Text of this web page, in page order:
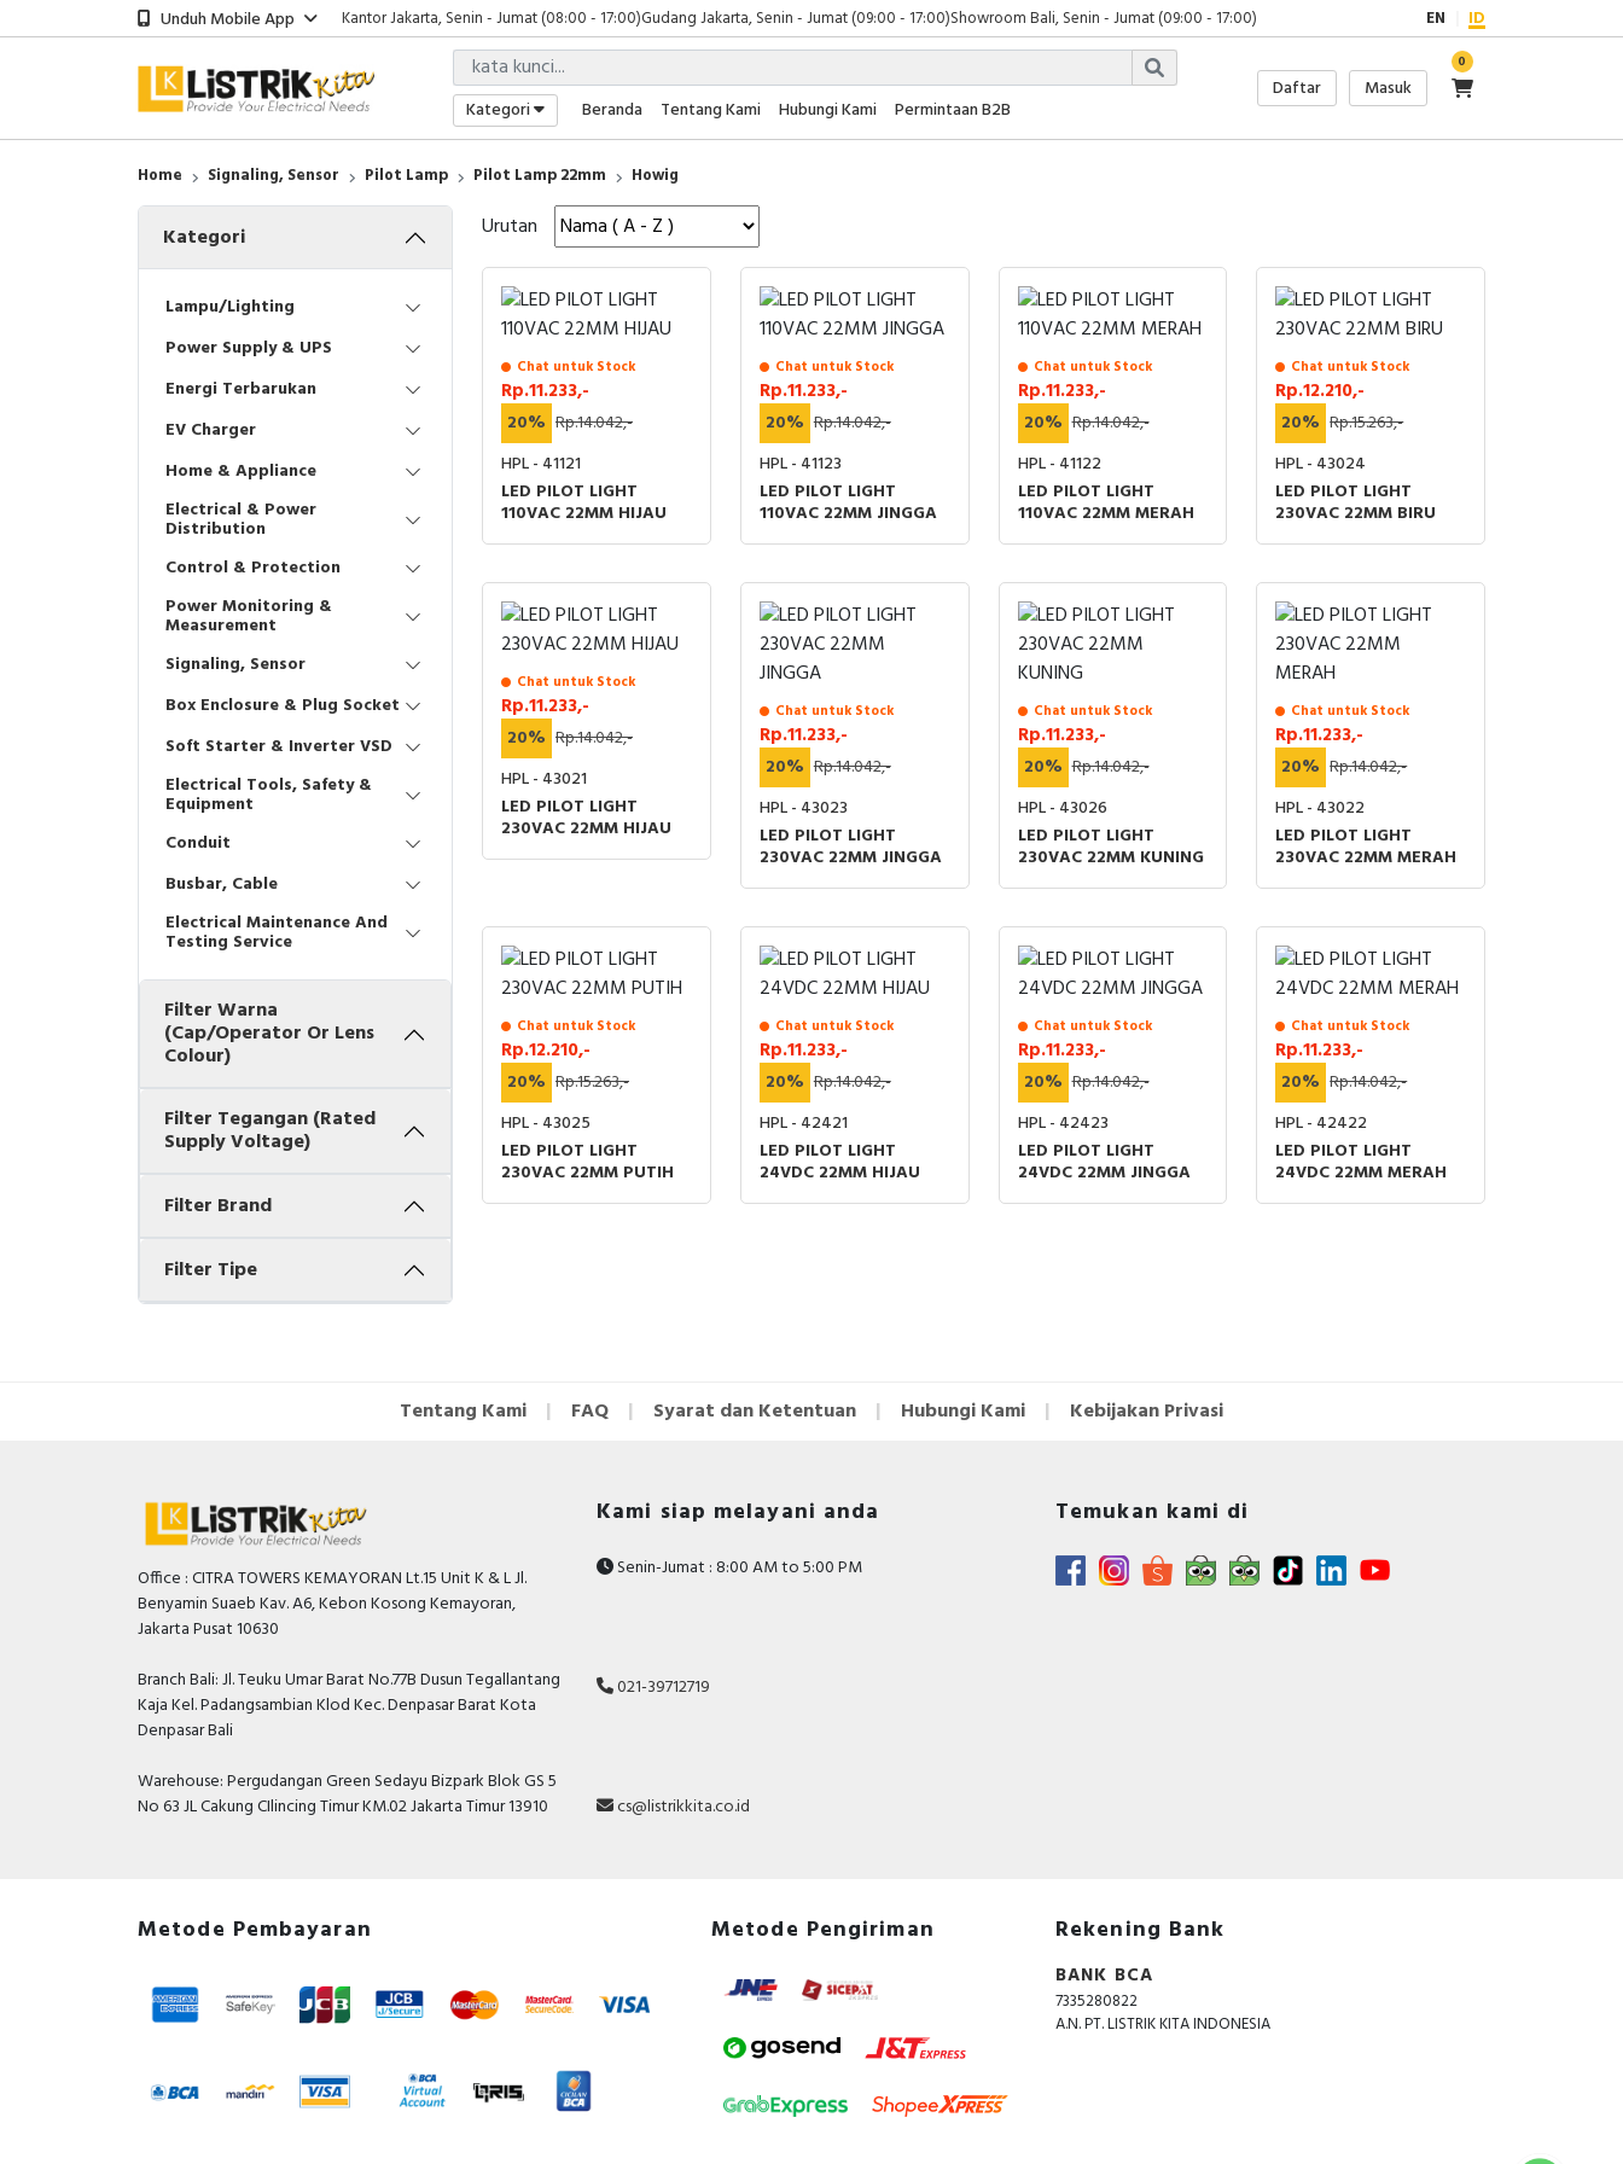
Unduh Mobile App Kantor Jakarta, Senin - Jumat (08:00 - 17:00)Gudang Jakarta, Senin - Jumat (09:00 - 17:00)Showroom Bali, Senin - Jumat (09:00 - 17:00) EN ID
Kategori Beranda Tentang Kami Hubungi Kami Permintaan B2B
Daftar Masuk
0
Home Signaling, Sensor Pilot Lamp Pilot Lamp 22mm Howig
Kategori
Lampu/Lighting
Power Supply & UPS
Energi Terbarukan
EV Charger
Home & Appliance
Electrical & Power
Distribution
Control & Protection
Power Monitoring &
Measurement
Signaling, Sensor
Box Enclosure & Plug Socket
Soft Starter & Inverter VSD
Electrical Tools, Safety &
Equipment
Conduit
Busbar, Cable
Electrical Maintenance And
Testing Service
Filter Warna
(Cap/Operator Or Lens
Colour)
Filter Tegangan (Rated
Supply Voltage)
Filter Brand
Filter Tipe
Urutan
Chat untuk Stock
Rp.11.233,-
20% Rp.14.042,-
HPL - 41121
LED PILOT LIGHT
110VAC 22MM HIJAU
Chat untuk Stock
Rp.11.233,-
20% Rp.14.042,-
HPL - 41123
LED PILOT LIGHT
110VAC 22MM JINGGA
Chat untuk Stock
Rp.11.233,-
20% Rp.14.042,-
HPL - 41122
LED PILOT LIGHT
110VAC 22MM MERAH
Chat untuk Stock
Rp.12.210,-
20% Rp.15.263,-
HPL - 43024
LED PILOT LIGHT
230VAC 22MM BIRU
Chat untuk Stock
Rp.11.233,-
20% Rp.14.042,-
HPL - 43021
LED PILOT LIGHT
230VAC 22MM HIJAU
Chat untuk Stock
Rp.11.233,-
20% Rp.14.042,-
HPL - 43023
LED PILOT LIGHT
230VAC 22MM JINGGA
Chat untuk Stock
Rp.11.233,-
20% Rp.14.042,-
HPL - 43026
LED PILOT LIGHT
230VAC 22MM KUNING
Chat untuk Stock
Rp.11.233,-
20% Rp.14.042,-
HPL - 43022
LED PILOT LIGHT
230VAC 22MM MERAH
Chat untuk Stock
Rp.12.210,-
20% Rp.15.263,-
HPL - 43025
LED PILOT LIGHT
230VAC 22MM PUTIH
Chat untuk Stock
Rp.11.233,-
20% Rp.14.042,-
HPL - 42421
LED PILOT LIGHT
24VDC 22MM HIJAU
Chat untuk Stock
Rp.11.233,-
20% Rp.14.042,-
HPL - 42423
LED PILOT LIGHT
24VDC 22MM JINGGA
Chat untuk Stock
Rp.11.233,-
20% Rp.14.042,-
HPL - 42422
LED PILOT LIGHT
24VDC 22MM MERAH
Tentang Kami FAQ Syarat dan Ketentuan Hubungi Kami Kebijakan Privasi
Office : CITRA TOWERS KEMAYORAN Lt.15 Unit K & L Jl.
Benyamin Suaeb Kav. A6, Kebon Kosong Kemayoran,
Jakarta Pusat 10630
Branch Bali: Jl. Teuku Umar Barat No.77B Dusun Tegallantang
Kaja Kel. Padangsambian Klod Kec. Denpasar Barat Kota
Denpasar Bali
Warehouse: Pergudangan Green Sedayu Bizpark Blok GS 5
No 63 JL Cakung CIlincing Timur KM.02 Jakarta Timur 13910
Kami siap melayani anda
Senin-Jumat : 8:00 AM to 5:00 PM
021-39712719
cs@listrikkita.co.id
Temukan kami di
Metode Pembayaran Metode Pengiriman Rekening Bank
BANK BCA
7335280822
A.N. PT. LISTRIK KITA INDONESIA